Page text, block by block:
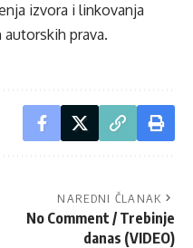
izvora i linkovanja
prava.
NAREDNI ČLANAK
No Comment / Trebinje
danas (VIDEO)